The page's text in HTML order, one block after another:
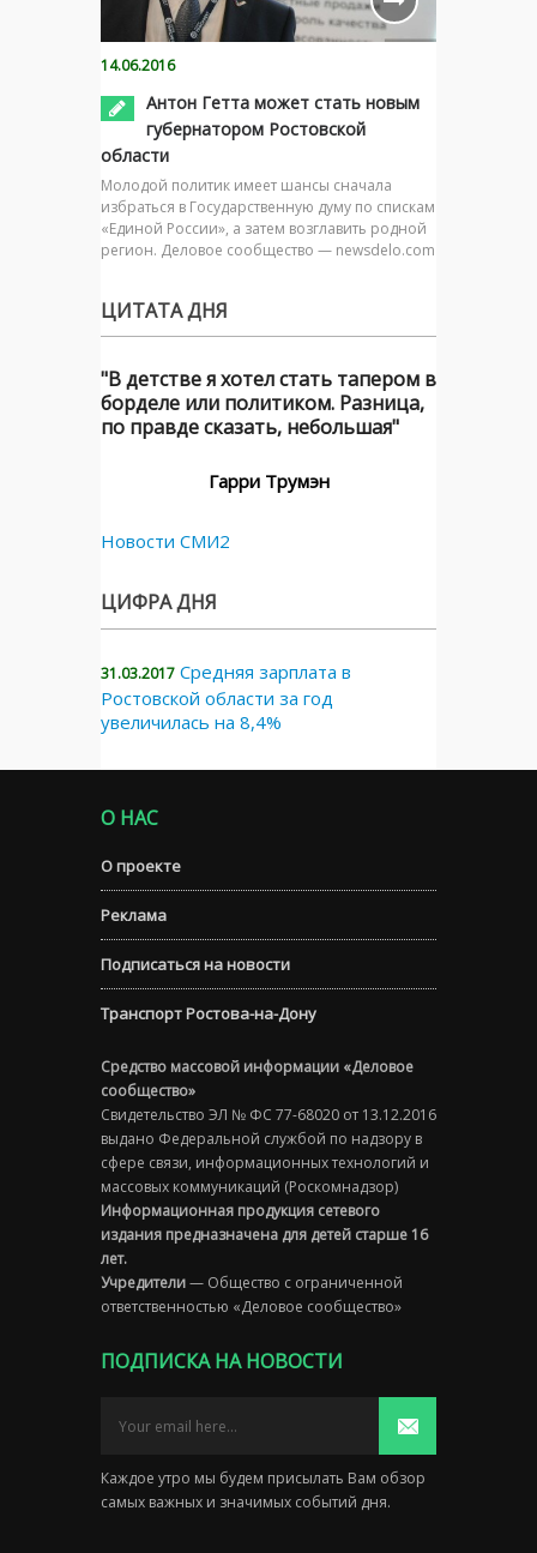
14.06.2016
Антон Гетта может стать новым
губернатором Ростовской
области
Молодой политик имеет шансы сначала
избраться в Государственную думу по спискам
«Единой России», а затем возглавить родной
регион. Деловое сообщество — newsdelo.com
ЦИТАТА ДНЯ
"В детстве я хотел стать тапером в
борделе или политиком. Разница,
по правде сказать, небольшая"
Гарри Трумэн
Новости СМИ2
ЦИФРА ДНЯ
31.03.2017 Средняя зарплата в
Ростовской области за год
увеличилась на 8,4%
О НАС
О проекте
Реклама
Подписаться на новости
Транспорт Ростова-на-Дону
Средство массовой информации «Деловое
сообщество»
Свидетельство ЭЛ № ФС 77-68020 от 13.12.2016
выдано Федеральной службой по надзору в
сфере связи, информационных технологий и
массовых коммуникаций (Роскомнадзор)
Информационная продукция сетевого
издания предназначена для детей старше 16
лет.
Учредители— Общество с ограниченной
ответственностью «Деловое сообщество»
ПОДПИСКА НА НОВОСТИ
Каждое утро мы будем присылать Вам обзор
самых важных и значимых событий дня.